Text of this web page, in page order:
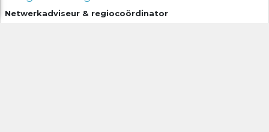
Netwerkadviseur & regiocoördinator